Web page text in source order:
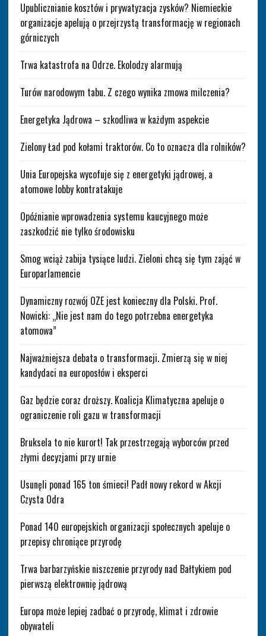
Upublicznianie kosztów i prywatyzacja zysków? Niemieckie
organizacje apelują o przejrzystą transformację w regionach
górniczych
Trwa katastrofa na Odrze. Ekolodzy alarmują
Turów narodowym tabu. Z czego wynika zmowa milczenia?
Energetyka Jądrowa – szkodliwa w każdym aspekcie
Zielony Ład pod kołami traktorów. Co to oznacza dla rolników?
Unia Europejska wycofuje się z energetyki jądrowej, a
atomowe lobby kontratakuje
Opóźnianie wprowadzenia systemu kaucyjnego może
zaszkodzić nie tylko środowisku
Smog wciąż zabija tysiące ludzi. Zieloni chcą się tym zająć w
Europarlamencie
Dynamiczny rozwój OZE jest konieczny dla Polski. Prof.
Nowicki: „Nie jest nam do tego potrzebna energetyka
atomowa”
Najważniejsza debata o transformacji. Zmierzą się w niej
kandydaci na europosłów i eksperci
Gaz będzie coraz droższy. Koalicja Klimatyczna apeluje o
ograniczenie roli gazu w transformacji
Bruksela to nie kurort! Tak przestrzegają wyborców przed
złymi decyzjami przy urnie
Usunęli ponad 165 ton śmieci! Padł nowy rekord w Akcji
Czysta Odra
Ponad 140 europejskich organizacji społecznych apeluje o
przepisy chroniące przyrodę
Trwa barbarzyńskie niszczenie przyrody nad Bałtykiem pod
pierwszą elektrownię jądrową
Europa może lepiej zadbać o przyrodę, klimat i zdrowie
obywateli